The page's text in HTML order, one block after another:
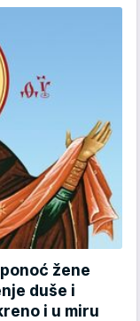
žene
duše i
i u miru